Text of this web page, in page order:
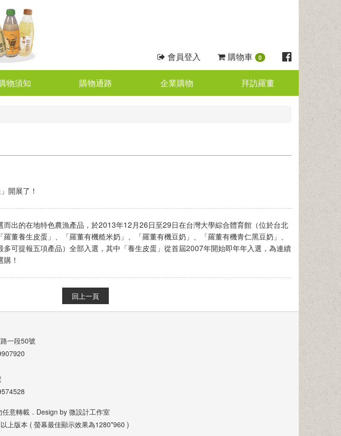
會員登入 購物車 0
物須知 購物通路 企業購物 拜訪羅董
開展了！
出的在地特色農漁產品，於2013年12月26日至29日在台灣大學綜合體育館（位於台北
董養生皮蛋」、「羅董有機糙米奶」、「羅董有機豆奶」、「羅董有機青仁黑豆奶」、
多可提報五項產品）全部入選，其中「養生皮蛋」從首屆2007年開始即年年入選，為連續
！
回上一頁
一段50號
意轉載．Design by微設計工作室
上版本 ( 螢幕最佳顯示效果為1280*960 )